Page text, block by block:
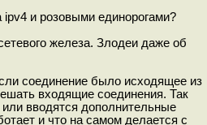
и розовыми единорогами?
железа. Злодеи даже об
соединение было исходящее из
входящие соединения. Так
вводятся дополнительные
и что на самом делается с